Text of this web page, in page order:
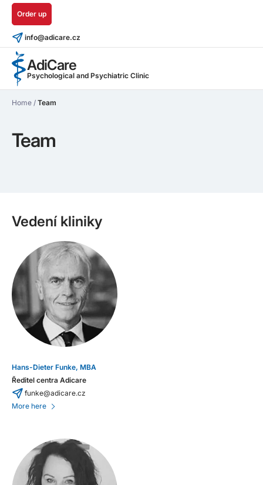
AdiCare
Psychological and Psychiatric Clinic
Order up
info@adicare.cz
Home / Team
Team
Vedení kliniky
Hans-Dieter Funke, MBA
Ředitel centra Adicare
funke@adicare.cz
More here